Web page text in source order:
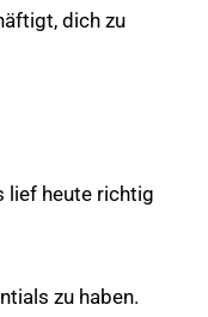
dich zu
lief heute richtig
zu haben.